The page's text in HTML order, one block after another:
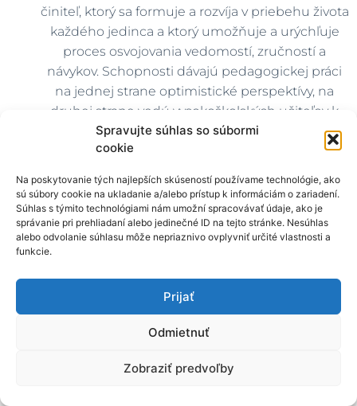
Spravujte súhlas so súbormi
cookie
Na poskytovanie tých najlepších skúseností používame technológie, ako
sú súbory cookie na ukladanie a/alebo prístup k informáciám o zariadení.
Súhlas s týmito technológiami nám umožní spracovávať údaje, ako je
správanie pri prehliadaní alebo jedinečné ID na tejto stránke. Nesúhlas
alebo odvolanie súhlasu môže nepriaznivo ovplyvniť určité vlastnosti a
funkcie.
Prijať
Odmietnuť
Zobraziť predvoľby
činiteľ, ktorý sa formuje a rozvíja v priebehu života
každého jedinca a ktorý umožňuje a urýchľuje
proces osvojovania vedomostí, zručností a
návykov. Schopnosti dávajú pedagogickej práci
na jednej strane optimistické perspektívy, na
druhej strane vedú vysokoškolských učiteľov k
tomu, aby v maximálnej miere zabezpečili
zodpovedajúce podmienky pre činnosti, v
rozvíjať. Ak by sme psychické predpoklady
vyhodnocovali detailnejšie, dôležitú úlohu
zohrávajú aj inteligenčné charakteristiky
pre abstraktné myslenie, ale aj pre tvorivé výkony
Napriek splneniu stanovených predpokladov študent
Vysokoškolské štúdium je ovplyvňované viacerými